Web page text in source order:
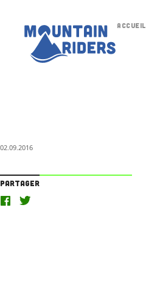
Accueil
02.09.2016
Partager